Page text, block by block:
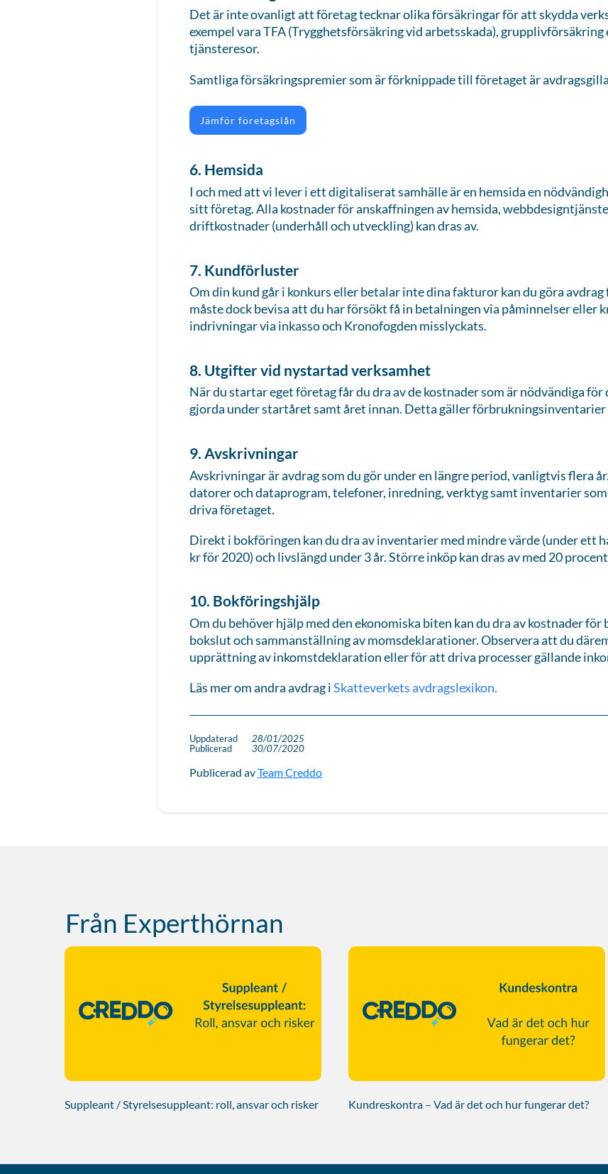
Det är inte ovanligt att företag tecknar olika försäkringar för att skydda
exempel vara TFA (Trygghetsförsäkring vid arbetsskada),
tjänsteresor.
Samtliga försäkringspremier som är förknippade till företaget är
Jämför företagslån
6. Hemsida
I och med att vi lever i ett digitaliserat samhälle är en hemsida en
sitt företag. Alla kostnader för anskaffningen av hemsida,
driftkostnader (underhåll och utveckling) kan dras av.
7. Kundförluster
Om din kund går i konkurs eller betalar inte dina fakturor kan du göra avdrag
måste dock bevisa att du har försökt få in betalningen via påminnelser eller
indrivningar via inkasso och Kronofogden misslyckats.
8. Utgifter vid nystartad verksamhet
När du startar eget företag får du dra av de kostnader som är nödvändiga
gjorda under startåret samt året innan. Detta gäller förbrukningsinventarier
9. Avskrivningar
Avskrivningar är avdrag som du gör under en längre period, vanligtvis flera
datorer och dataprogram, telefoner, inredning, verktyg samt inventarier
driva företaget.
Direkt i bokföringen kan du dra av inventarier med mindre värde (under ett
kr för 2020) och livslängd under 3 år. Större inköp kan dras av med 20
10. Bokföringshjälp
Om du behöver hjälp med den ekonomiska biten kan du dra av kostnader
bokslut och sammanställning av momsdeklarationer. Observera att du
upprättning av inkomstdeklaration eller för att driva processer gällande
Läs mer om andra avdrag iSkatteverkets avdragslexikon.
Uppdaterad
28/01/2025
Publicerad
30/07/2020
Publicerad avTeam Creddo
Från Experthörnan
Suppleant / Styrelsesuppleant: roll, ansvar och risker Kundreskontra – Vad är det och hur fungerar det?